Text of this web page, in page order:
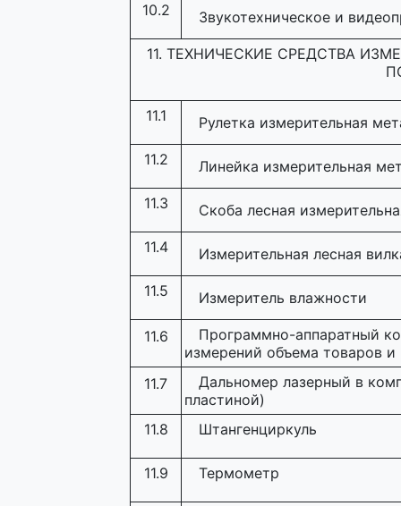
10.2 Звукотехническое и
11. ТЕХНИЧЕСКИЕ СРЕДСТВА
11.1 Рулетка измерительная
11.2 Линейка измерительная
11.3 Скоба лесная
11.4 Измерительная лесная
11.5 Измеритель влажности
11.6
Программно-аппаратный
измерений объема товаров и
11.7
Дальномер лазерный в
пластиной)
11.8
Штангенциркуль
11.9 Термометр